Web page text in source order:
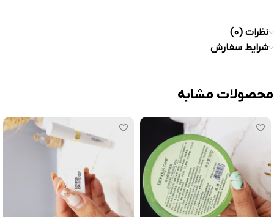
نظرات (0)
شرایط سفارش
محصولات مشابه